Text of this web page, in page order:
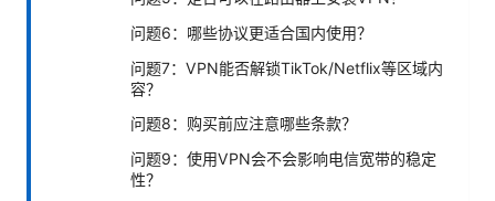
问题6：哪些协议更适合国内使用？
问题7：VPN能否解锁TikTok/Netflix等区域内
容？
问题8：购买前应注意哪些条款？
问题9：使用VPN会不会影响电信宽带的稳定
性？